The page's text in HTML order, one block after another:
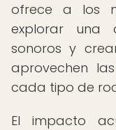
ofrece a los
explorar una
sonoros y
aprovechen
cada tipo de
El impacto